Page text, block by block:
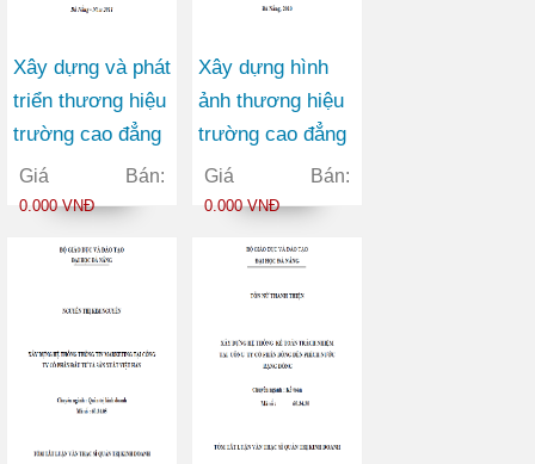
Xây dựng và phát
triển thương hiệu
trường cao đẳng
nghề Đà Nẵng
Giá Bán:
0.000 VNĐ
Xây dựng hình
ảnh thương hiệu
trường cao đẳng
thương mại
Giá Bán:
0.000 VNĐ